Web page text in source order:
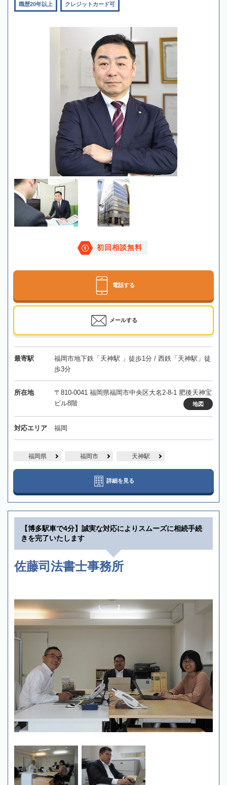
職歴20年以上 クレジットカード可
初回相談無料
電話する
メールする
最寄駅
福岡市地下鉄「天神駅 」徒歩1分 / 西鉄「天神駅」徒
歩3分
所在地
〒810-0041 福岡県福岡市中央区大名2-8-1 肥後天神宝
ビル8階
地図
対応エリア 福岡
福岡県 福岡市 天神駅
詳細を見る
【博多駅車で4分】誠実な対応によりスムーズに相続手続
きを完了いたします
佐藤司法書士事務所